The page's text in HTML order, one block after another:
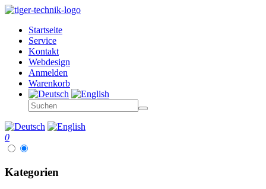
Startseite
Service
Kontakt
Webdesign
Anmelden
Warenkorb
0
Kategorien